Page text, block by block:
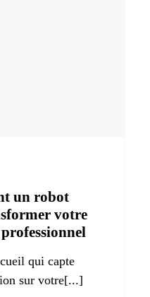
un robot
votre
qui capte
sur votre[...]